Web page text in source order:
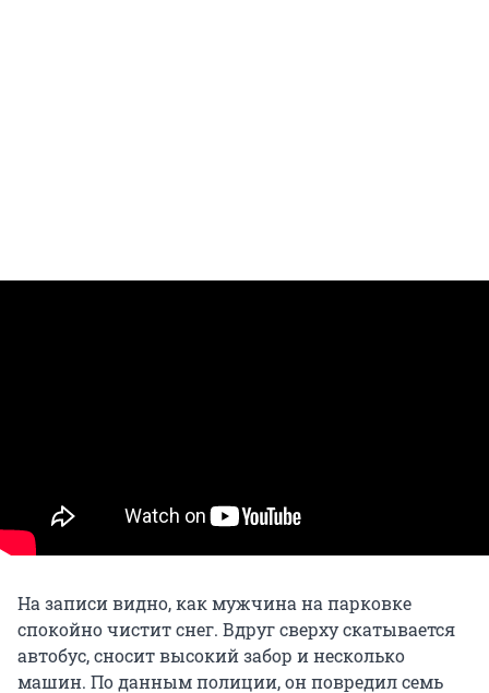
На записи видно, как мужчина на парковке
спокойно чистит снег. Вдруг сверху скатывается
автобус, сносит высокий забор и несколько
машин. По данным полиции, он повредил семь